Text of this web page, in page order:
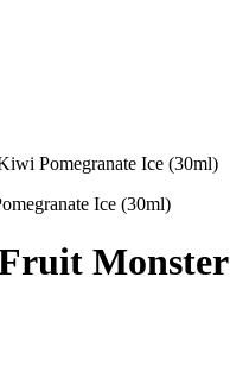
Pomegranate Ice (30ml)
Ice (30ml)